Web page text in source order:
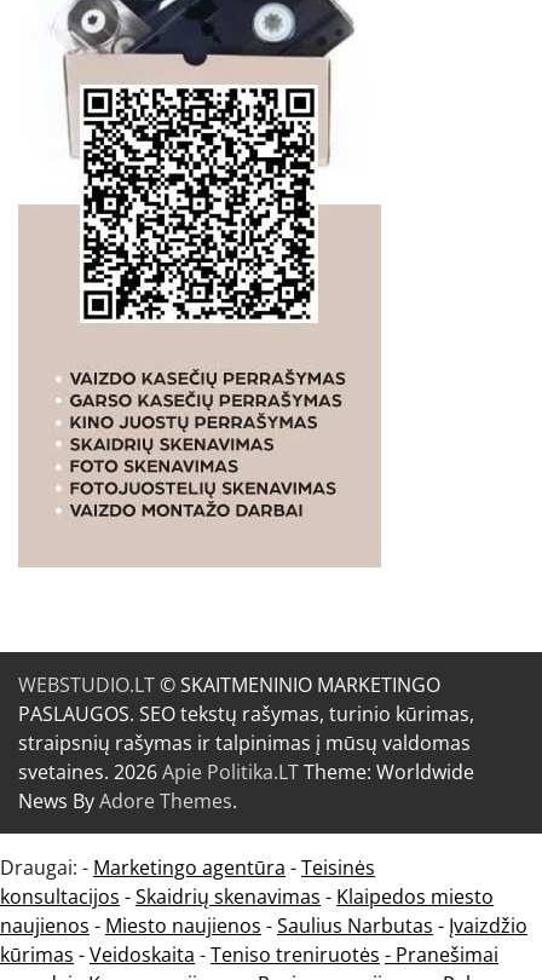
WEBSTUDIO.LT© SKAITMENINIO MARKETINGO
PASLAUGOS. SEO tekstų rašymas, turinio kūrimas,
straipsnių rašymas ir talpinimas į mūsų valdomas
svetaines. 2026Apie Politika.LTTheme: Worldwide
News ByAdore Themes.
Draugai: - Marketingo agentūra -Teisinės
konsultacijos -Skaidrių skenavimas - Klaipedos miesto
naujienos - Miesto naujienos -Saulius Narbutas - Įvaizdžio
kūrimas -Veidoskaita -Teniso treniruotės - Pranešimai